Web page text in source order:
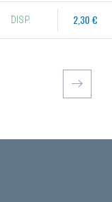
DISP. 2,30 €